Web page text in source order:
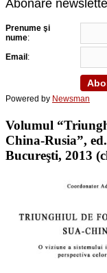
Abonare
Prenume şi
nume:
Email :
Powered by Newsman
Volumul
China-Rusia”,
Bucureşti, 2013